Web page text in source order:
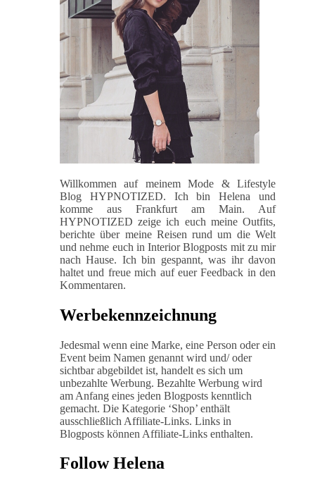
Willkommen auf meinem Mode & Lifestyle
Blog HYPNOTIZED. Ich bin Helena und
komme aus Frankfurt am Main. Auf
HYPNOTIZED zeige ich euch meine Outfits,
berichte über meine Reisen rund um die Welt
und nehme euch in Interior Blogposts mit zu mir
nach Hause. Ich bin gespannt, was ihr davon
haltet und freue mich auf euer Feedback in den
Kommentaren.
Werbekennzeichnung
Jedesmal wenn eine Marke, eine Person oder ein
Event beim Namen genannt wird und/ oder
sichtbar abgebildet ist, handelt es sich um
unbezahlte Werbung. Bezahlte Werbung wird
am Anfang eines jeden Blogposts kenntlich
gemacht. Die Kategorie ‘Shop’ enthält
ausschließlich Affiliate-Links. Links in
Blogposts können Affiliate-Links enthalten.
Follow Helena